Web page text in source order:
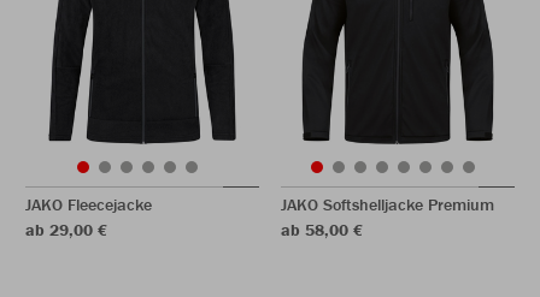
JAKO Fleecejacke
ab 29,00 €
JAKO Softshelljacke Premium
ab 58,00 €